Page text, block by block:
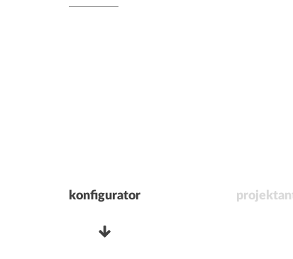
konfigurator